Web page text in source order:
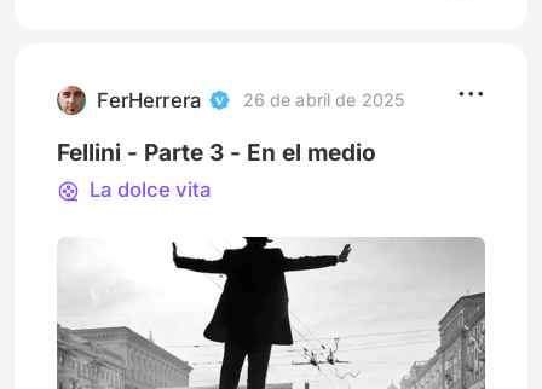
japonés, Mono no aware cuya trad
FerHerrera 26 de abril de 2025
Fellini - Parte 3 - En el medio
La dolce vita